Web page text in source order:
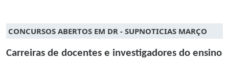
CONCURSOS ABERTOS EM DR - SUPNOTICIAS MARÇO
Carreiras de docentes e investigadores do ensino